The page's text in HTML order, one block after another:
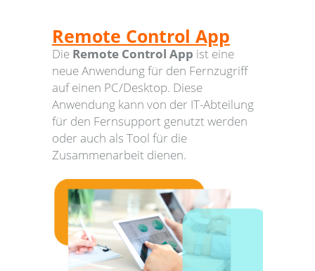
Remote Control App
Die Remote Control App ist eine
neue Anwendung für den Fernzugriff
auf einen PC/Desktop. Diese
Anwendung kann von der IT-Abteilung
für den Fernsupport genutzt werden
oder auch als Tool für die
Zusammenarbeit dienen.